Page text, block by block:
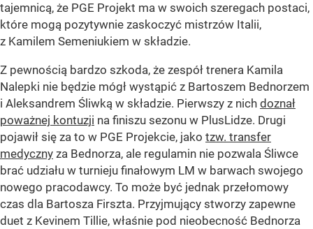
tajemnicą, że PGE Projekt ma w swoich szeregach postaci,
które mogą pozytywnie zaskoczyć mistrzów Italii,
z Kamilem Semeniukiem w składzie.
Z pewnością bardzo szkoda, że zespół trenera Kamila
Nalepki nie będzie mógł wystąpić z Bartoszem Bednorzem
i Aleksandrem Śliwką w składzie. Pierwszy z nich doznał
poważnej kontuzji na finiszu sezonu w PlusLidze. Drugi
pojawił się za to w PGE Projekcie, jako tzw. transfer
medyczny za Bednorza, ale regulamin nie pozwala Śliwce
brać udziału w turnieju finałowym LM w barwach swojego
nowego pracodawcy. To może być jednak przełomowy
czas dla Bartosza Firszta. Przyjmujący stworzy zapewne
duet z Kevinem Tillie, właśnie pod nieobecność Bednorza